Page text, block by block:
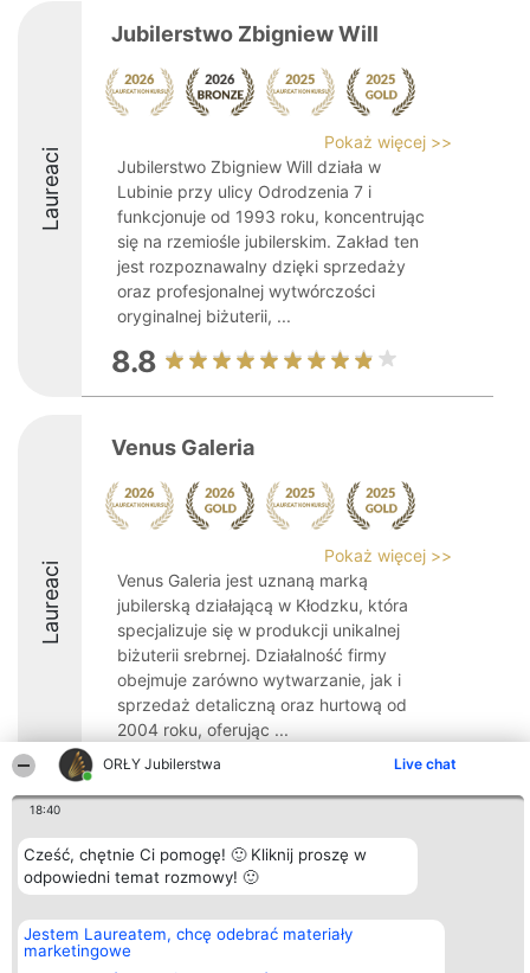
ORŁY Jubilerstwa Live chat
18:40
Cześć, chętnie Ci pomogę! 🙂 Kliknij proszę w
odpowiedni temat rozmowy! 🙂
Jestem Laureatem, chcę odebrać materiały
marketingowe
Laureaci
Jubilerstwo Zbigniew Will
Pokaż więcej >>
Jubilerstwo Zbigniew Will działa w
Lubinie przy ulicy Odrodzenia 7 i
funkcjonuje od 1993 roku, koncentrując
się na rzemiośle jubilerskim. Zakład ten
jest rozpoznawalny dzięki sprzedaży
oraz profesjonalnej wytwórczości
oryginalnej biżuterii, ...
8.8
Laureaci
Venus Galeria
Pokaż więcej >>
Venus Galeria jest uznaną marką
jubilerską działającą w Kłodzku, która
specjalizuje się w produkcji unikalnej
biżuterii srebrnej. Działalność firmy
obejmuje zarówno wytwarzanie, jak i
sprzedaż detaliczną oraz hurtową od
2004 roku, oferując ...
9.3
Organizator plebiscytu
Bright Side Solutions sp. z o.
o. sp. k.
Wrocław 50-079
KRS 0000749100 | Regon
381313360 | NIP 8943132676
Plebiscyt
Laureaci
Lista
Laureatów
Zasady
Kontakt